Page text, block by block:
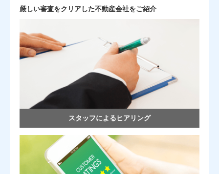
厳しい審査をクリアした不動産会社をご紹介
スタッフによるヒアリング